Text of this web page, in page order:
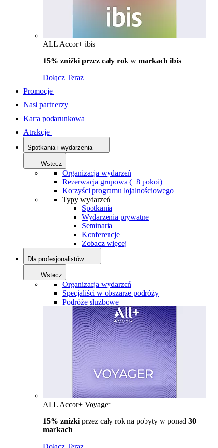
ALL Accor+ ibis
15% zniżki przez cały rok w markach ibis
Dołącz Teraz
Promocje
Nasi partnerzy
Karta podarunkowa
Atrakcje
Spotkania i wydarzenia
Wstecz
Organizacja wydarzeń
Rezerwacja grupowa (+8 pokoi)
Korzyści programu lojalnościowego
Typy wydarzeń
Spotkania
Wydarzenia prywatne
Seminaria
Konferencje
Zobacz więcej
Dla profesjonalistów
Wstecz
Organizacja wydarzeń
Specjaliści w obszarze podróży
Podróże służbowe
ALL Accor+ Voyager
15% znizki przez cały rok na pobyty w ponad 30
markach
Dołącz Teraz